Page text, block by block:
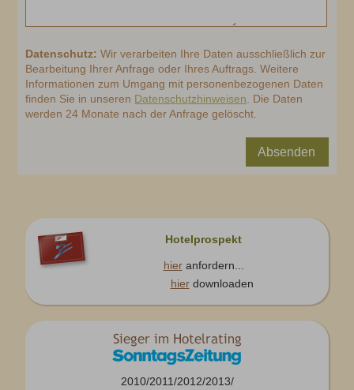
Datenschutz:Wir verarbeiten Ihre Daten ausschließlich zur
Bearbeitung Ihrer Anfrage oder Ihres Auftrags. Weitere
Informationen zum Umgang mit personenbezogenen Daten
finden Sie in unseren Datenschutzhinweisen. Die Daten
werden 24 Monate nach der Anfrage gelöscht.
Absenden
Hotelprospekt
hieranfordern...
hierdownloaden
2010/2011/2012/2013/